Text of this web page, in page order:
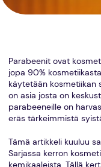
Parabeenit ovat
jopa 90%
käytetään kosmetiikan
on asia josta on
parabeeneille on
eräs tärkeimmistä
Tämä artikkeli kuuluu
Sarjassa kerron
kemikaaleista. Tällä